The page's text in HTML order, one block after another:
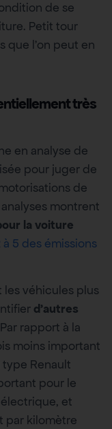
de se
Petit tour
que l’on peut en
très
en analyse de
pour juger de
de
montrent
la voiture
5 des émissions
véhicules plus
d’autres
rapport à la
moins important
Renault
pour le
et
par kilomètre